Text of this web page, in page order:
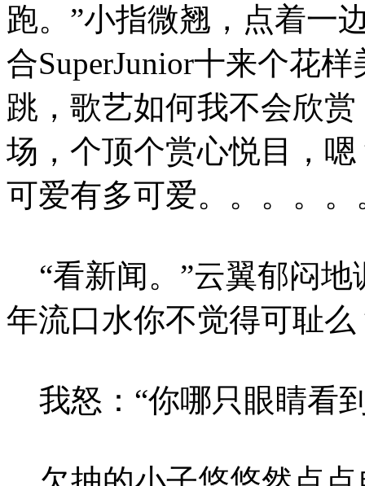
跑。”小指微翘，点着一
合SuperJunior十来个花
跳，歌艺如何我不会欣
场，个顶个赏心悦目，
可爱有多可爱。。。。。
“看新闻。”云翼郁闷地
年流口水你不觉得可耻么
我怒：“你哪只眼睛看